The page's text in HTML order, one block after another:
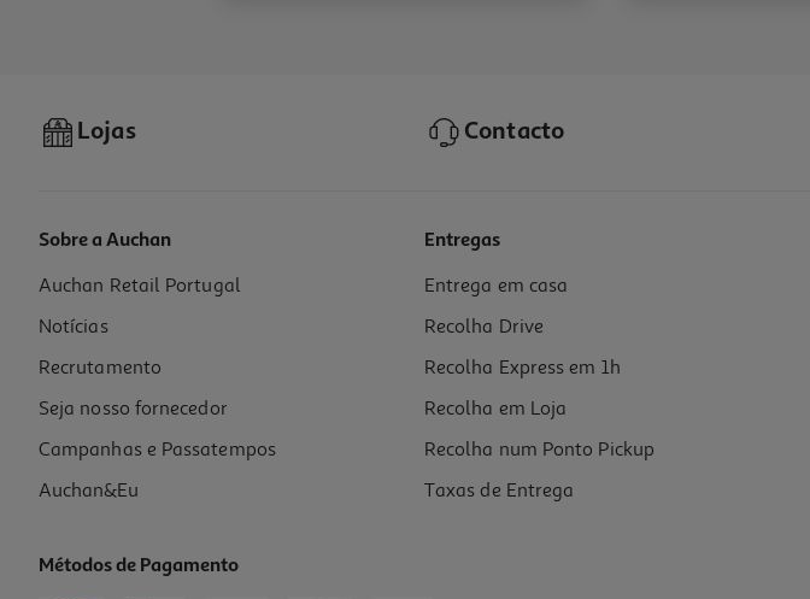
Lojas Contacto
Sobre a Auchan
Auchan Retail Portugal
Notícias
Recrutamento
Seja nosso fornecedor
Campanhas e Passatempos
Auchan&Eu
Entregas
Entrega em casa
Recolha Drive
Recolha Express em 1h
Recolha em Loja
Recolha num Ponto Pickup
Taxas de Entrega
Métodos de Pagamento